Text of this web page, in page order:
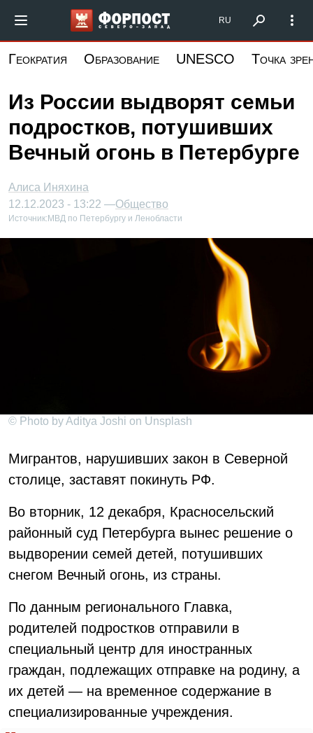
основному
Форпост Северо-Запад
RU
Геократия Образование UNESCO Точка
Из России выдворят семьи
подростков, потушивших
Вечный огонь в Петербурге
Алиса Иняхина
12.12.2023 - 13:22 —Общество
Источник: МВД по Петербургу и Ленобласти
© Photo by Aditya Joshi on Unsplash
Мигрантов, нарушивших закон в Северной
столице, заставят покинуть РФ.
Во вторник, 12 декабря, Красносельский
районный суд Петербурга вынес решение о
выдворении семей детей, потушивших
снегом Вечный огонь, из страны.
По данным регионального Главка,
родителей подростков отправили в
специальный центр для иностранных
граждан, подлежащих отправке на родину, а
их детей — на временное содержание в
специализированные учреждения.